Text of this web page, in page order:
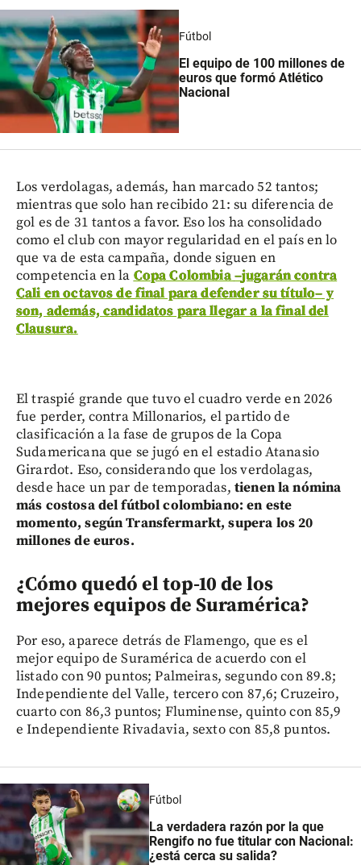
Fútbol
El equipo de 100 millones de
euros que formó Atlético
Nacional
Los verdolagas, además, han marcado 52 tantos;
mientras que solo han recibido 21: su diferencia de
gol es de 31 tantos a favor. Eso los ha consolidado
como el club con mayor regularidad en el país en lo
que va de esta campaña, donde siguen en
competencia en la Copa Colombia–jugarán contra
Cali en octavos de final para defender su título– y
son, además, candidatos para llegar a la final del
Clausura.
El traspié grande que tuvo el cuadro verde en 2026
fue perder, contra Millonarios, el partido de
clasificación a la fase de grupos de la Copa
Sudamericana que se jugó en el estadio Atanasio
Girardot. Eso, considerando que los verdolagas,
desde hace un par de temporadas, tienen la nómina
más costosa del fútbol colombiano: en este
momento, según Transfermarkt, supera los 20
millones de euros.
¿Cómo quedó el top-10 de los
mejores equipos de Suramérica?
Por eso, aparece detrás de Flamengo, que es el
mejor equipo de Suramérica de acuerdo con el
listado con 90 puntos; Palmeiras, segundo con 89.8;
Independiente del Valle, tercero con 87,6; Cruzeiro,
cuarto con 86,3 puntos; Fluminense, quinto con 85,9
e Independiente Rivadavia, sexto con 85,8 puntos.
Fútbol
La verdadera razón por la que
Rengifo no fue titular con Nacional:
¿está cerca su salida?